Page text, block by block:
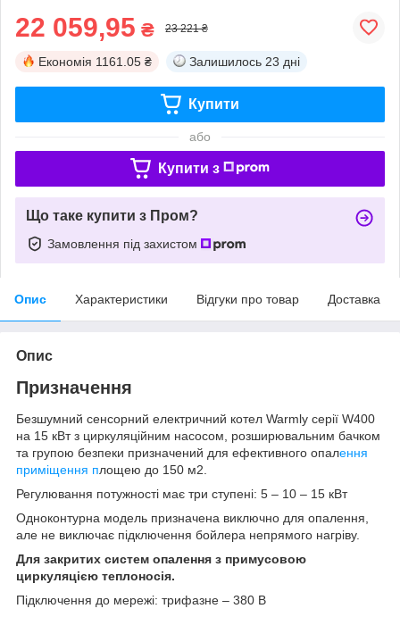
22 059,95 ₴ 23 221 ₴
Економія 1161.05 ₴ Залишилось 23 дні
Купити
або
Купити з
Що таке купити з Пром?
Замовлення під захистом
Опис Характеристики Відгуки про товар Доставка
Опис
Призначення
Безшумний сенсорний електричний котел Warmly серії W400
на 15 кВт з циркуляційним насосом, розширювальним бачком
та групою безпеки призначений для ефективного опалення
приміщення площею до 150 м2.
Регулювання потужності має три ступені: 5 – 10 – 15 кВт
Одноконтурна модель призначена виключно для опалення,
але не виключає підключення бойлера непрямого нагріву.
Для закритих систем опалення з примусовою
циркуляцією теплоносія.
Підключення до мережі: трифазне – 380 В